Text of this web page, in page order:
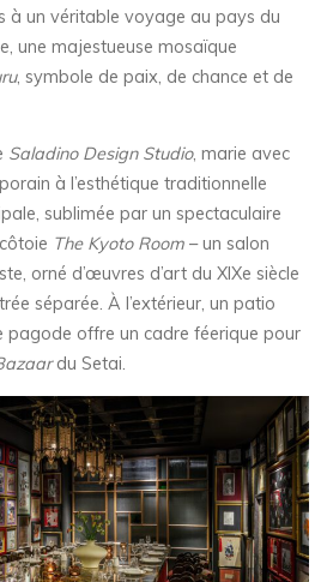
à un véritable voyage au pays du
une majestueuse mosaïque
, symbole de paix, de chance et de
Saladino Design Studio, marie avec
à l’esthétique traditionnelle
sublimée par un spectaculaire
The Kyoto Room – un salon
orné d’œuvres d’art du XIXe siècle
séparée. À l’extérieur, un patio
pagode offre un cadre féerique pour
du Setai.